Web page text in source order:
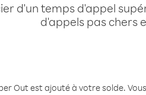
d'un temps d'appel
d'appels pas chers
Out est ajouté à votre solde.